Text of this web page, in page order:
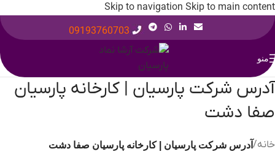
Skip to navigation Skip to main content
09193760703
منو
آدرس شرکت پارسیان | کارخانه پارسیان
صفا دشت
خانه/ آدرس شرکت پارسیان | کارخانه پارسیان صفا دشت